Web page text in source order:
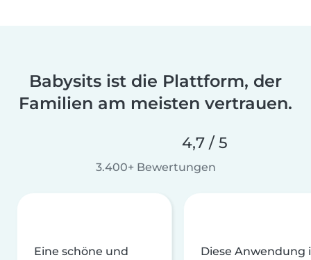
Babysits ist die Plattform, der
Familien am meisten vertrauen.
4,7 / 5
3.400+ Bewertungen
Eine schöne und
Diese Anwendung